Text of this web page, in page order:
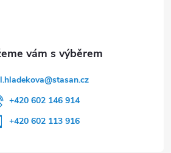
l.hladekova@stasan.cz
+420 602 146 914
+420 602 113 916